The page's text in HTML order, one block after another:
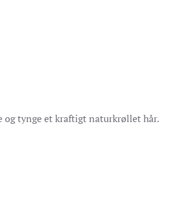
og tynge et kraftigt naturkrøllet hår.